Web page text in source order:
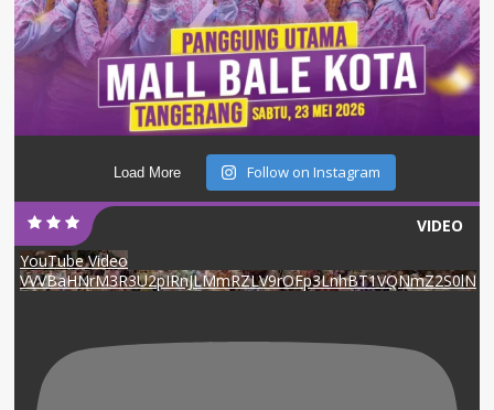
Load More Follow on Instagram
VIDEO
YouTube Video
VVVBaHNrM3R3U2pIRnJLMmRZLV9rOFp3LnhBT1VQNmZ2S0lN